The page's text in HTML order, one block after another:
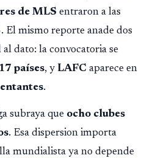
de MLS entraron a las
El mismo reporte anade dos
al dato: la convocatoria se
países, y LAFC aparece en
.
subraya que ocho clubes
. Esa dispersion importa
mundialista ya no depende